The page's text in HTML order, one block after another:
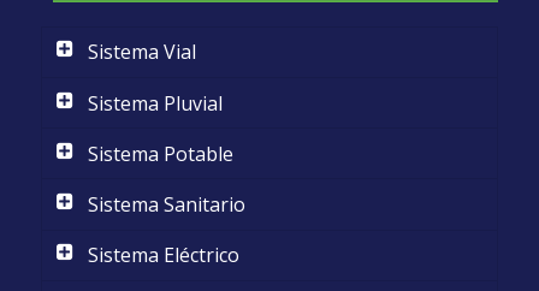
Sistema Vial
Sistema Pluvial
Sistema Potable
Sistema Sanitario
Sistema Eléctrico